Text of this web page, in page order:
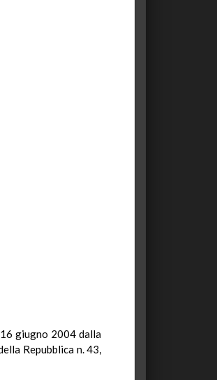
giugno 2004 dalla
Repubblica n. 43,